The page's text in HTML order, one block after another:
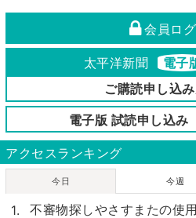
会員ロ
太平洋新聞 電子
ご購読申し込
電子版 試読申し込み
アクセスランキング
今日 今週
不審物探しやさすまたの使